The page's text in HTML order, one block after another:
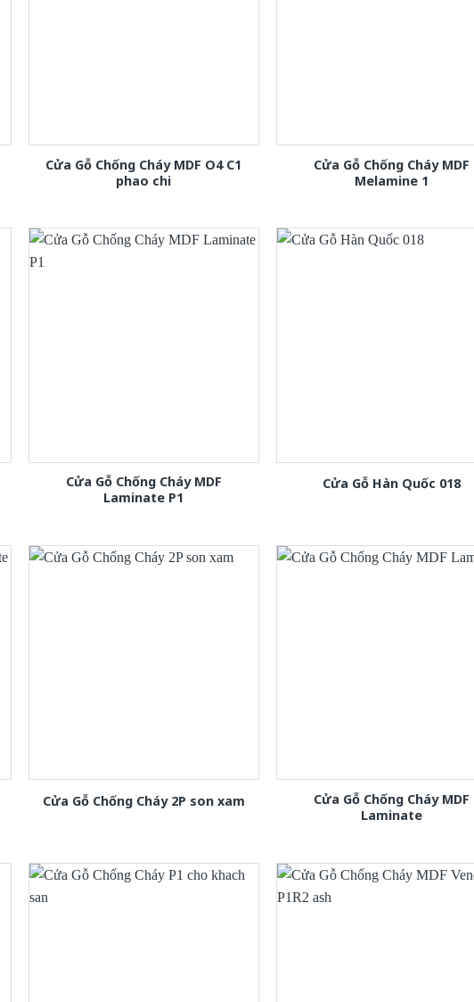
Cửa Gỗ Chống Cháy MDF O4 C1
phao chi
Cửa Gỗ Chống Cháy MDF
Melamine 1
Cửa Gỗ Chống Cháy MDF
Laminate P1
Cửa Gỗ Hàn Quốc 018
Cửa Gỗ Chống Cháy 2P son xam
Cửa Gỗ Chống Cháy MDF
Laminate